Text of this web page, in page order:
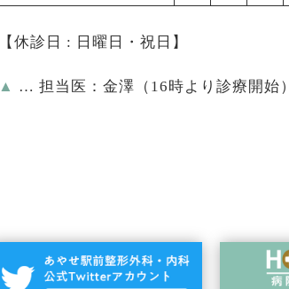
【休診日 : 日曜日・祝日】
▲ … 担当医：金澤（16時より診療開始）